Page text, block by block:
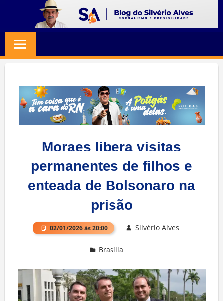
content
SILVERIO
ALVES
Jornalismo
Credibilidade
Moraes libera visitas
permanentes de filhos e
enteada de Bolsonaro na
prisão
02/01/2026 às 20:00 Silvério Alves
Brasília